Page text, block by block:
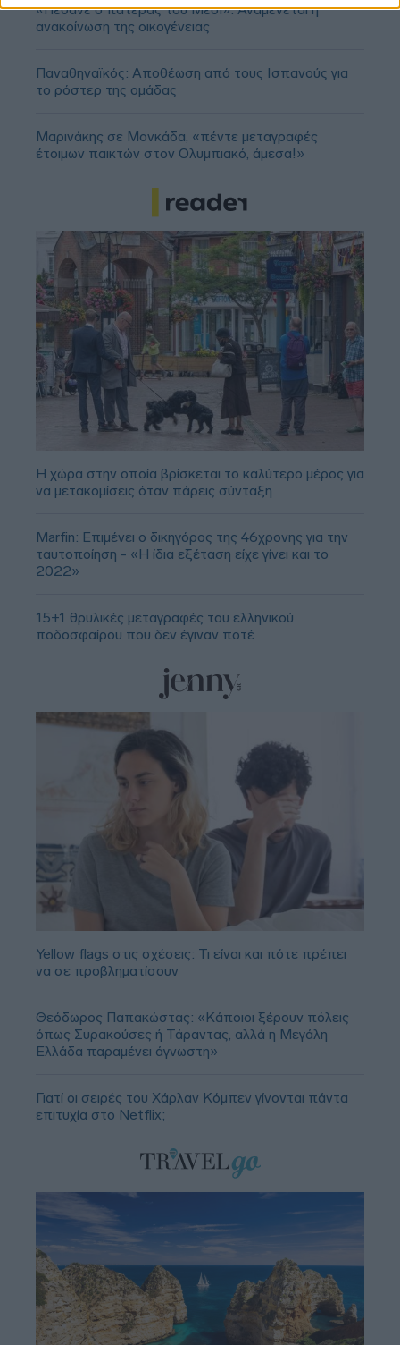
«Πέθανε ο πατέρας του Μέσι»: Αναμένεται η
ανακοίνωση της οικογένειας
Παναθηναϊκός: Αποθέωση από τους Ισπανούς για
το ρόστερ της ομάδας
Μαρινάκης σε Μονκάδα, «πέντε μεταγραφές
έτοιμων παικτών στον Ολυμπιακό, άμεσα!»
Η χώρα στην οποία βρίσκεται το καλύτερο μέρος για
να μετακομίσεις όταν πάρεις σύνταξη
Marfin: Επιμένει ο δικηγόρος της 46χρονης για την
ταυτοποίηση - «Η ίδια εξέταση είχε γίνει και το
2022»
15+1 θρυλικές μεταγραφές του ελληνικού
ποδοσφαίρου που δεν έγιναν ποτέ
Yellow flags στις σχέσεις: Τι είναι και πότε πρέπει
να σε προβληματίσουν
Θεόδωρος Παπακώστας: «Κάποιοι ξέρουν πόλεις
όπως Συρακούσες ή Τάραντας, αλλά η Μεγάλη
Ελλάδα παραμένει άγνωστη»
Γιατί οι σειρές του Χάρλαν Κόμπεν γίνονται πάντα
επιτυχία στο Netflix;